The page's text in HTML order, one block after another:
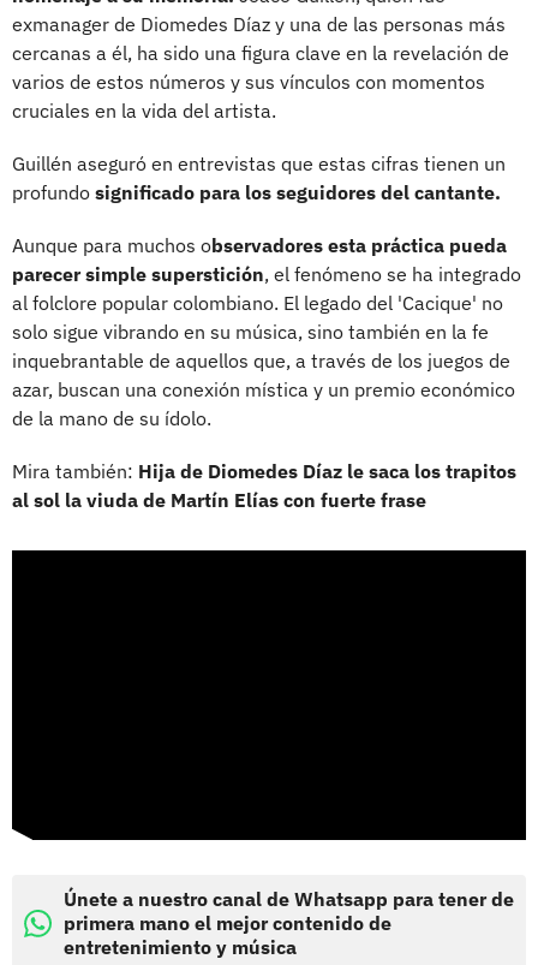
exmanager de Diomedes Díaz y una de las personas más
cercanas a él, ha sido una figura clave en la revelación de
varios de estos números y sus vínculos con momentos
cruciales en la vida del artista.
Guillén aseguró en entrevistas que estas cifras tienen un
profundo significado para los seguidores del cantante.
Aunque para muchos observadores esta práctica pueda
parecer simple superstición, el fenómeno se ha integrado
al folclore popular colombiano. El legado del 'Cacique' no
solo sigue vibrando en su música, sino también en la fe
inquebrantable de aquellos que, a través de los juegos de
azar, buscan una conexión mística y un premio económico
de la mano de su ídolo.
Mira también: Hija de Diomedes Díaz le saca los trapitos
al sol la viuda de Martín Elías con fuerte frase
Únete a nuestro canal de Whatsapp para tener de
primera mano el mejor contenido de
entretenimiento y música